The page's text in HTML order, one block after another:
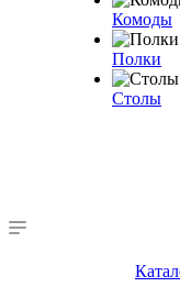
Комоды
Полки
Столы